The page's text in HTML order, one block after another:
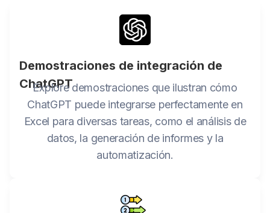
Demostraciones de integración de
ChatGPT
Explore demostraciones que ilustran cómo
ChatGPT puede integrarse perfectamente en
Excel para diversas tareas, como el análisis de
datos, la generación de informes y la
automatización.